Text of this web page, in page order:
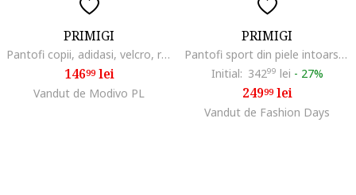
PRIMIGI
Pantofi copii, adidasi, velcro, roz, tesaturaswqfwqd, Roz
14699lei
Vandut de Modivo PL
PRIMIGI
Pantofi sport din piele intoarsa cu segmente cu inchidere velcro, Roz zmeuriu/Roz somon
Initial: 34299 lei - 27%
24999lei
Vandut de Fashion Days